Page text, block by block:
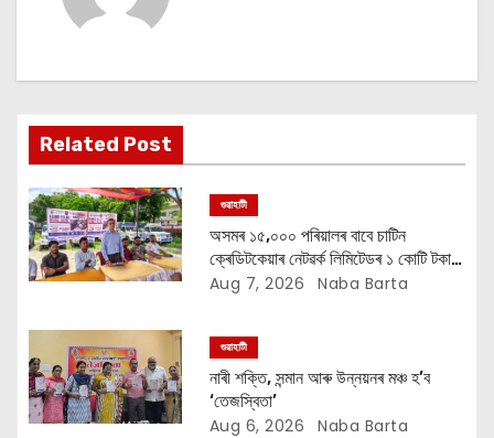
v
i
g
a
t
o
n
Related Post
গুৱাহাটী
অসমৰ ১৫,০০০ পৰিয়ালৰ বাবে চাটিন
ক্ৰেডিটকেয়াৰ নেটৱৰ্ক লিমিটেডৰ ১ কোটি টকাৰ
বান সাহায্য অভিযান
Aug 7, 2026 Naba Barta
গুৱাহাটী
নাৰী শক্তি, সন্মান আৰু উন্নয়নৰ মঞ্চ হ’ব
‘তেজস্বিতা’
Aug 6, 2026 Naba Barta